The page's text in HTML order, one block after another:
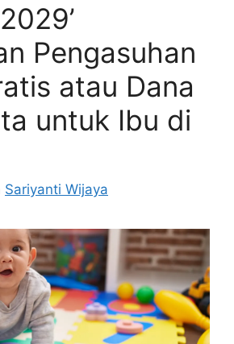
Pengasuhan
atau Dana
untuk Ibu di
Sariyanti Wijaya